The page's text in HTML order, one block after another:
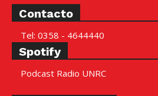
Contacto
Tel: 0358 - 4644440
Spotify
Podcast Radio UNRC